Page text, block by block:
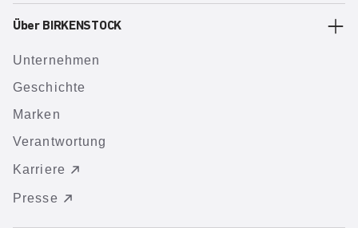
Über BIRKENSTOCK
Unternehmen
Geschichte
Marken
Verantwortung
Karriere
Presse